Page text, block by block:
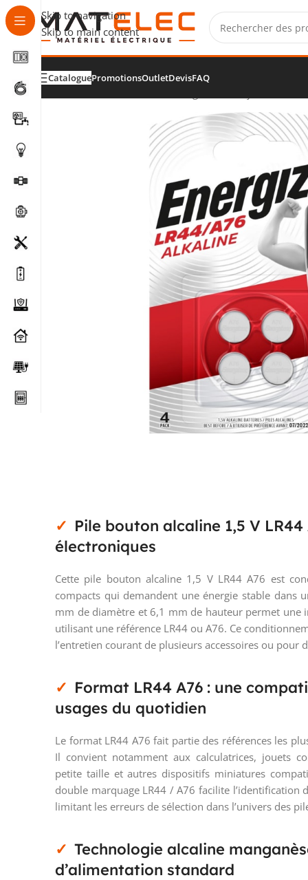
Skip to navigation
Skip to main content
CataloguePromotionsOutletDevisFAQ
Pile bouton alcaline 1,5 V
électroniques
Cette pile bouton alcaline 1,5 V LR44 A76 est
compacts qui demandent une énergie stable
mm de diamètre et 6,1 mm de hauteur permet une
utilisant une référence LR44 ou A76. Ce
l’entretien courant de plusieurs accessoires ou pour
Format LR44 A76 : une
usages du quotidien
Le format LR44 A76 fait partie des références les
Il convient notamment aux calculatrices, jouets
petite taille et autres dispositifs miniatures
double marquage LR44 / A76 facilite
limitant les erreurs de sélection dans l’univers des
Technologie alcaline
d’alimentation standard